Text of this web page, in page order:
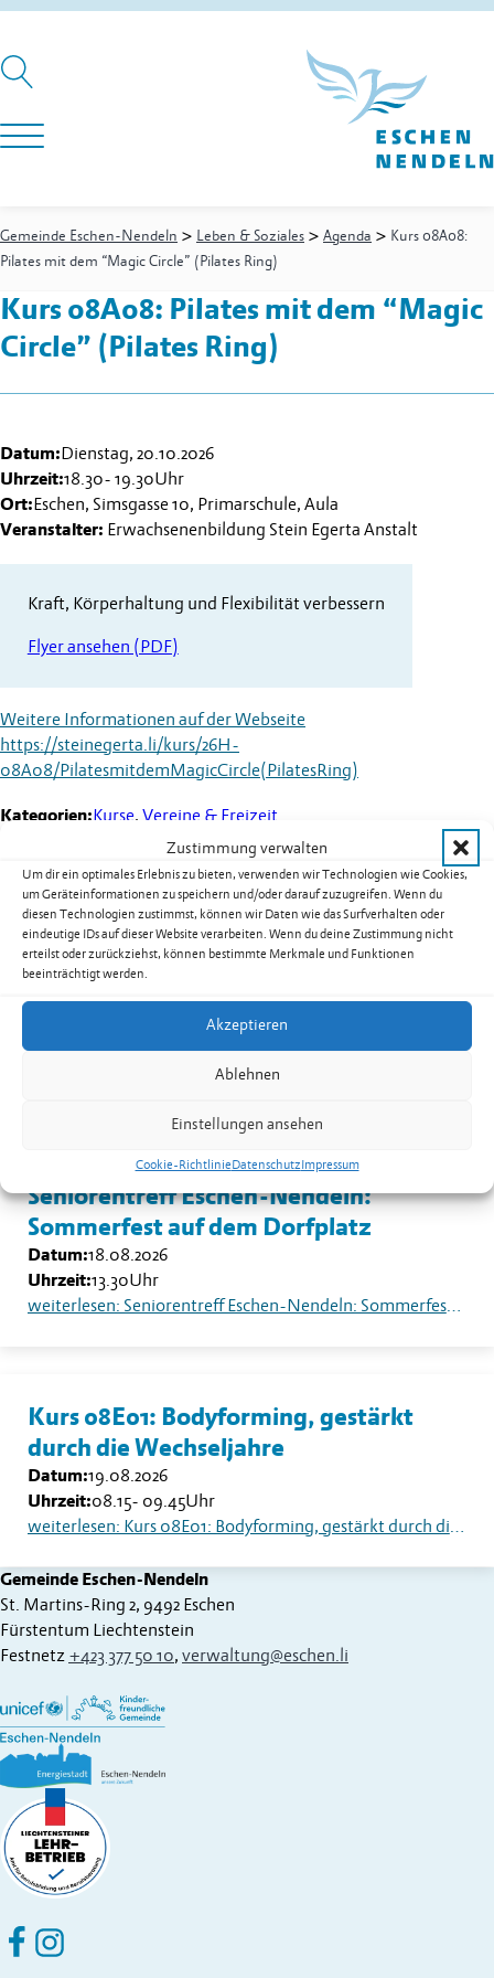
Zustimmung verwalten
Um dir ein optimales Erlebnis zu bieten, verwenden wir Technologien wie Cookies,
um Geräteinformationen zu speichern und/oder darauf zuzugreifen. Wenn du
diesen Technologien zustimmst, können wir Daten wie das Surfverhalten oder
eindeutige IDs auf dieser Website verarbeiten. Wenn du deine Zustimmung nicht
erteilst oder zurückziehst, können bestimmte Merkmale und Funktionen
beeinträchtigt werden.
Akzeptieren
Ablehnen
Einstellungen ansehen
Cookie-RichtlinieDatenschutzImpressum
Gemeinde Eschen-Nendeln > Leben & Soziales > Agenda > Kurs 08A08:
Pilates mit dem “Magic Circle” (Pilates Ring)
Kurs 08A08: Pilates mit dem “Magic
Circle” (Pilates Ring)
Datum:Dienstag, 20.10.2026
Uhrzeit:18.30- 19.30Uhr
Ort:Eschen, Simsgasse 10, Primarschule, Aula
Veranstalter: Erwachsenenbildung Stein Egerta Anstalt
Kraft, Körperhaltung und Flexibilität verbessern
Flyer ansehen (PDF)
Weitere Informationen auf der Webseite
https://steinegerta.li/kurs/26H-
08A08/PilatesmitdemMagicCircle(PilatesRing)
Kategorien:Kurse, Vereine & Freizeit
Weitere Termine
Kurs 08B02: Yoga für Männer in
Nendeln
weiterlesen: Kurs 08B02: Yoga für Männer in Nendeln
Seniorentreff Eschen-Nendeln:
Sommerfest auf dem Dorfplatz
Datum:18.08.2026
Uhrzeit:13.30Uhr
weiterlesen: Seniorentreff Eschen-Nendeln: Sommerfest auf dem Dorfplatz
Kurs 08E01: Bodyforming, gestärkt
durch die Wechseljahre
Datum:19.08.2026
Uhrzeit:08.15- 09.45Uhr
weiterlesen: Kurs 08E01: Bodyforming, gestärkt durch die Wechseljahre
Gemeinde Eschen-Nendeln
St. Martins-Ring 2, 9492 Eschen
Fürstentum Liechtenstein
Festnetz +423 377 50 10, verwaltung@eschen.li
Eschen Nendeln auf Facebook
Eschen Nendeln auf Instagram